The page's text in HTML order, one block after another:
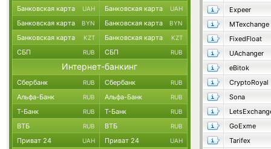
Expeer
MTexchange
FixedFloat
UAchanger
eBitok
CryptoRoyal
Sona
GoExme
Tarifex
Банковская карта UAH Банковская карта UAH
Банковская карта BYN Банковская карта BYN
Банковская карта KZT Банковская карта KZT
СБП RUB СБП RUB
Интернет-банкинг
Сбербанк RUB Сбербанк RUB
Альфа-Банк RUB Альфа-Банк RUB
Т-Банк RUB Т-Банк RUB
ВТБ RUB ВТБ RUB
Приват 24 UAH Приват 24 UAH